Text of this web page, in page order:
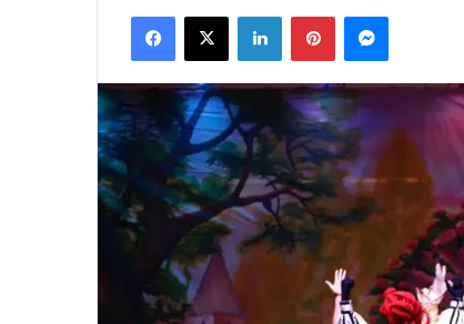
Facebook
X LinkedinPinterestMessenger